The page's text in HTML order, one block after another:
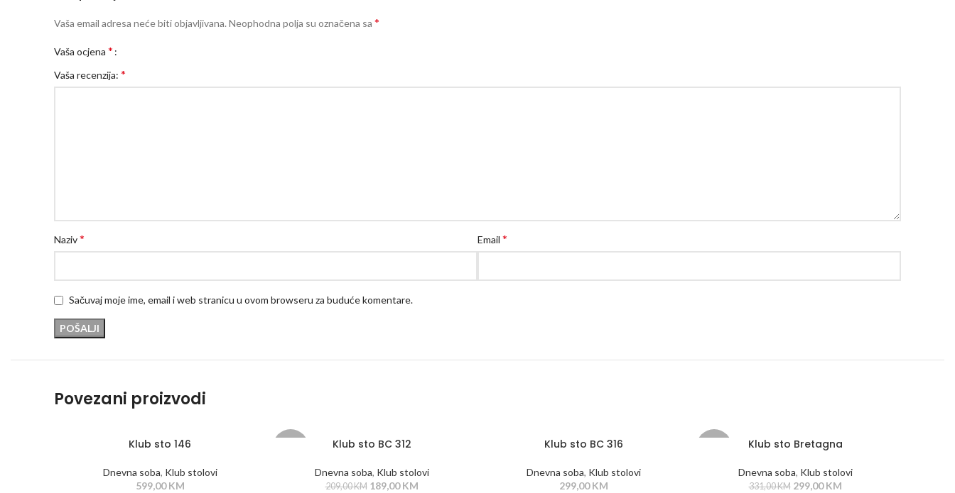
Vaša email adresa neće biti objavljivana. Neophodna polja su označena sa *
Vaša ocjena *
Vaša recenzija: *
Naziv* Email *
Sačuvaj moje ime, email i web stranicu u ovom browseru za buduće komentare.
Povezani proizvodi
Klub sto 146
Dnevna soba, Klub stolovi
599,00KM
Klub sto BC 312
Dnevna soba, Klub stolovi
209,00KM 189,00KM
Klub sto BC 316
Dnevna soba, Klub stolovi
299,00KM
Klub sto Bretagna
Dnevna soba, Klub stolovi
331,00KM 299,00KM